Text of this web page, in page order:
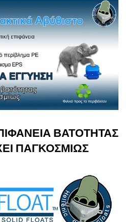
ΒΑΤΟΤΗΤΑΣ
ΠΑΓΚΟΣΜΙΩΣ